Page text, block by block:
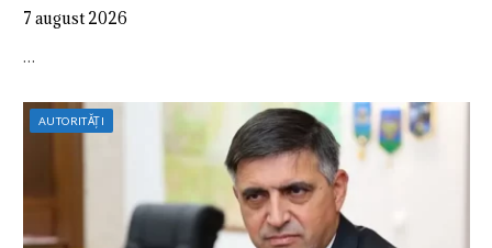
7 august 2026
…
AUTORITĂȚI